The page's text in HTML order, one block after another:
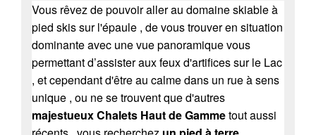
Vous rêvez de pouvoir aller au domaine skiable à
pied skis sur l'épaule , de vous trouver en situation
dominante avec une vue panoramique vous
permettant d’assister aux feux d'artifices sur le Lac
, et cependant d'être au calme dans un rue à sens
unique , ou ne se trouvent que d'autres
majestueux Chalets Haut de Gammetout aussi